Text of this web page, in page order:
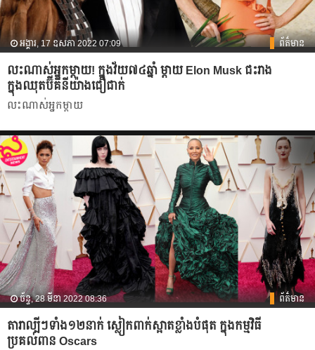
អង្គារ, 17 ឧសភា 2022 07:09 ព័ត៌មាន
លះណាស់អ្នកម្ដាយ! ក្នុងវ័យ៧៤ឆ្នាំ ម្ដាយ Elon Musk ជះរាង
ក្នុងឈុតប៊ីគីនីយ៉ាងជឿជាក់
លះណាស់អ្នកម្ដាយ
ច័ន្ទ, 28 មីនា 2022 08:36 ព័ត៌មាន
តារាល្បីៗទាំង១២នាក់ ស្លៀកពាក់ស្អាតខ្លាំងបំផុត ក្នុងកម្មវិធី
ប្រគល់ពាន Oscars